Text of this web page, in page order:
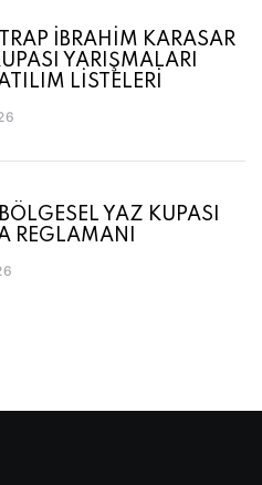
İBRAHİM KARASAR
YARIŞMALARI
LİSTELERİ
YAZ KUPASI
REGLAMANI